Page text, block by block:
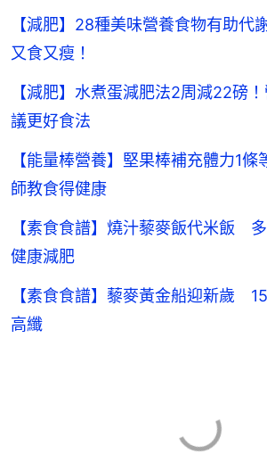
【減肥】28種美味營養食物有助
又食又瘦！
【減肥】水煮蛋減肥法2周減22磅
議更好食法
【能量棒營養】堅果棒補充體力1
師教食得健康
【素食食譜】燒汁藜麥飯代米飯
健康減肥
【素食食譜】藜麥黃金船迎新歲
高纖